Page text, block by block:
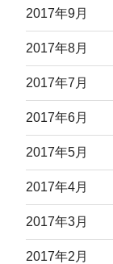
2017年9月
2017年8月
2017年7月
2017年6月
2017年5月
2017年4月
2017年3月
2017年2月